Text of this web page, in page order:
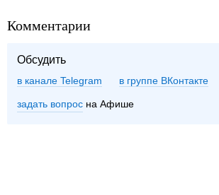
Комментарии
Обсудить
в канале Telegram группе ВКонтакте
задать вопрос на Афише